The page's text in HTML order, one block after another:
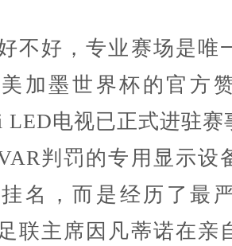
好，专业赛场是唯
加墨世界杯的官方
LED电视已正式进驻赛
判罚的专用显示设
名，而是经历了最
联主席因凡蒂诺在亲